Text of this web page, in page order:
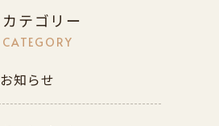
カテゴリー
CATEGORY
お知らせ